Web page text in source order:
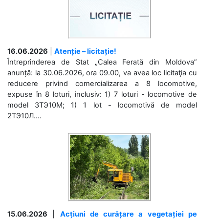
16.06.2026
Atenție – licitație!
Întreprinderea de Stat „Calea Ferată din Moldova”
anunță: la 30.06.2026, ora 09.00, va avea loc licitaţia cu
reducere privind comercializarea a 8 locomotive,
expuse în 8 loturi, inclusiv: 1) 7 loturi - locomotive de
model 3ТЭ10М; 1) 1 lot - locomotivă de model
2ТЭ10Л....
15.06.2026 Acțiuni de curățare a vegetației pe